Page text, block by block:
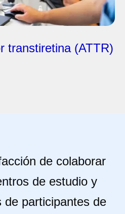
transtiretina (ATTR)
de colaborar
de estudio y
de participantes de